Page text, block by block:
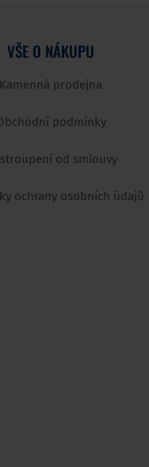
VŠE O NÁKUPU
Kamenná prodejna
podmínky
od smlouvy
ochrany osobních údajů